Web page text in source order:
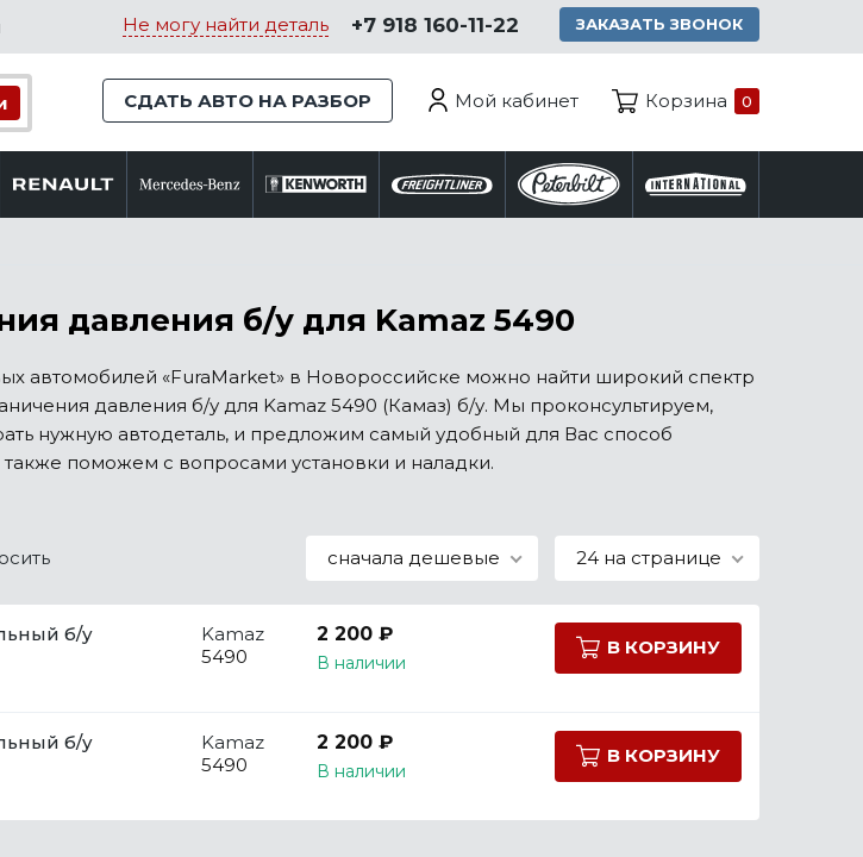
Не могу найти деталь +7 918 160-11-22 ЗАКАЗАТЬ ЗВОНОК
СДАТЬ АВТО НА РАЗБОР Мой кабинет Корзина 0
давления б/у для Kamaz 5490
автомобилей «FuraMarket» в Новороссийске можно найти широкий спектр
давления б/у для Kamaz 5490 (Камаз) б/у. Мы проконсультируем,
нужную автодеталь, и предложим самый удобный для Вас способ
также поможем с вопросами установки и наладки.
сначала дешевые 24 на странице
б/у
Kamaz
5490
2 200 ₽
В наличии
В КОРЗИНУ
б/у
Kamaz
5490
2 200 ₽
В наличии
В КОРЗИНУ